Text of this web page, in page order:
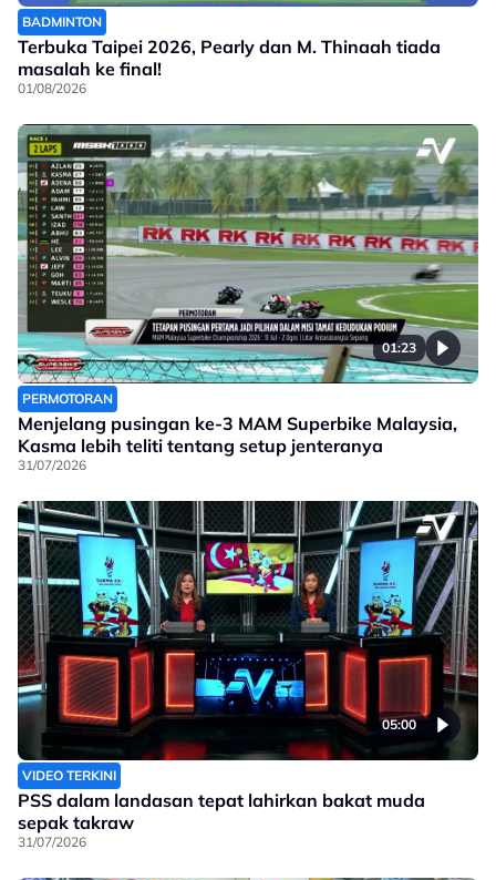
BADMINTON
Terbuka Taipei 2026, Pearly dan M. Thinaah tiada
masalah ke final!
01/08/2026
01:23
PERMOTORAN
Menjelang pusingan ke-3 MAM Superbike Malaysia,
Kasma lebih teliti tentang setup jenteranya
31/07/2026
05:00
VIDEO TERKINI
PSS dalam landasan tepat lahirkan bakat muda
sepak takraw
31/07/2026